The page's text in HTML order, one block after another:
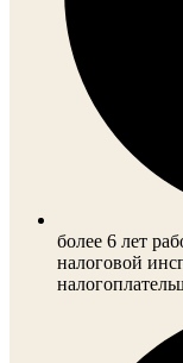
более 6 лет
налоговой